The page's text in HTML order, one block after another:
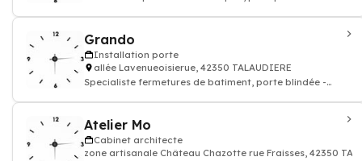
Grando
Installation porte
allée Lavenueoisierue, 42350 TALAUDIERE
Specialiste fermetures de batiment, porte blindée -
Atelier Mo
Cabinet architecte
zone artisanale Château Chazotte rue Fraisses, 42350